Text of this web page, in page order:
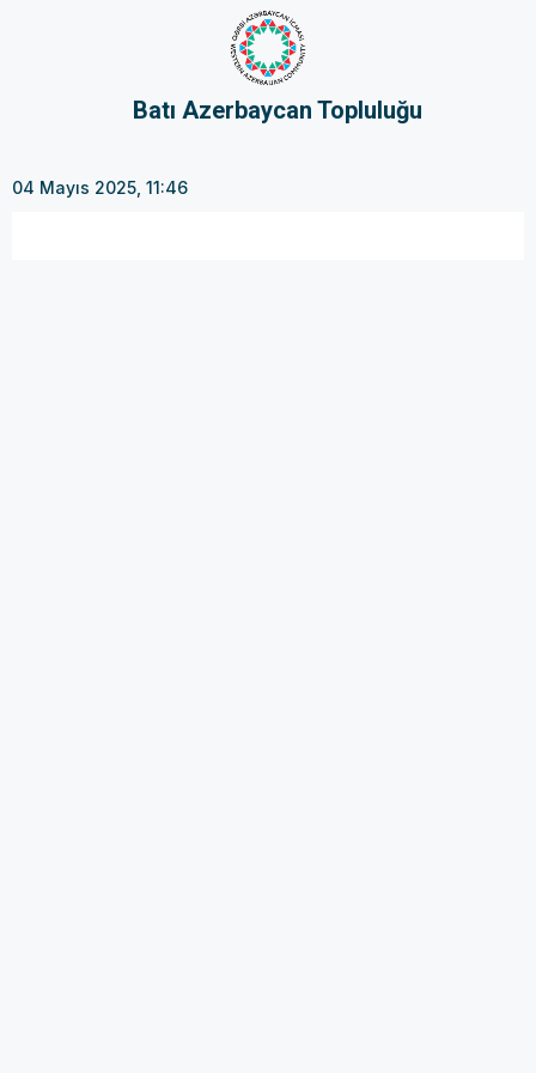
Batı Azerbaycan Topluluğu
04 Mayıs 2025, 11:46